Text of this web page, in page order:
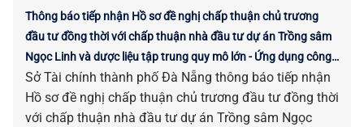
Thông báo tiếp nhận Hồ sơ đề nghị chấp thuận chủ trương
đầu tư đồng thời với chấp thuận nhà đầu tư dự án Trồng sâm
Ngọc Linh và dược liệu tập trung quy mô lớn - Ứng dụng công
nghệ cao
Sở Tài chính thành phố Đà Nẵng thông báo tiếp nhận
Hồ sơ đề nghị chấp thuận chủ trương đầu tư đồng thời
với chấp thuận nhà đầu tư dự án Trồng sâm Ngọc